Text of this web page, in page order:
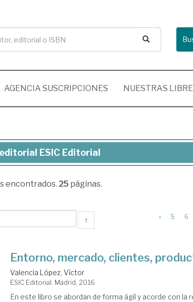
AGENCIA SUSCRIPCIONES NUESTRAS
ESIC Editorial
encontrados. 25 páginas.
↑ « 5 6
Entorno, mercado, clientes,
Valencia López, Víctor
ESIC Editorial. Madrid, 2016
En este libro se abordan de forma ágil y acorde con la